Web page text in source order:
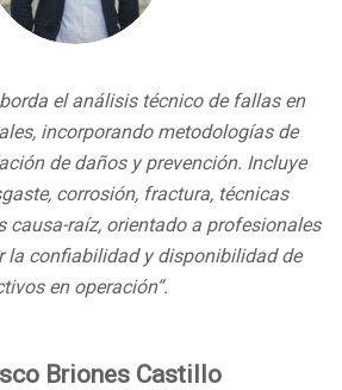
el análisis técnico de fallas en
incorporando metodologías de
de daños y prevención. Incluye
corrosión, fractura, técnicas
causa-raíz, orientado a profesionales
la confiabilidad y disponibilidad de
en operación“.
Briones Castillo